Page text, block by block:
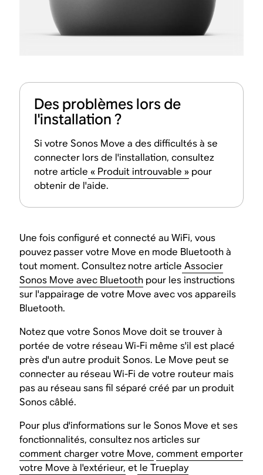
Des problèmes lors de
l'installation ?
Si votre Sonos Move a des difficultés à se
connecter lors de l'installation, consultez
notre article « Produit introuvable » pour
obtenir de l'aide.
Une fois configuré et connecté au WiFi, vous
pouvez passer votre Move en mode Bluetooth à
tout moment. Consultez notre article Associer
Sonos Move avec Bluetooth pour les instructions
sur l'appairage de votre Move avec vos appareils
Bluetooth.
Notez que votre Sonos Move doit se trouver à
portée de votre réseau Wi-Fi même s'il est placé
près d'un autre produit Sonos. Le Move peut se
connecter au réseau Wi-Fi de votre routeur mais
pas au réseau sans fil séparé créé par un produit
Sonos câblé.
Pour plus d'informations sur le Sonos Move et ses
fonctionnalités, consultez nos articles sur
comment charger votre Move, comment emporter
votre Move à l'extérieur, et le Trueplay